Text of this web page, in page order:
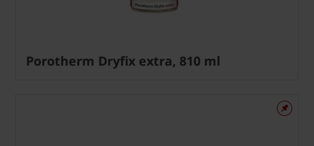
Porotherm Dryfix extra, 810 ml